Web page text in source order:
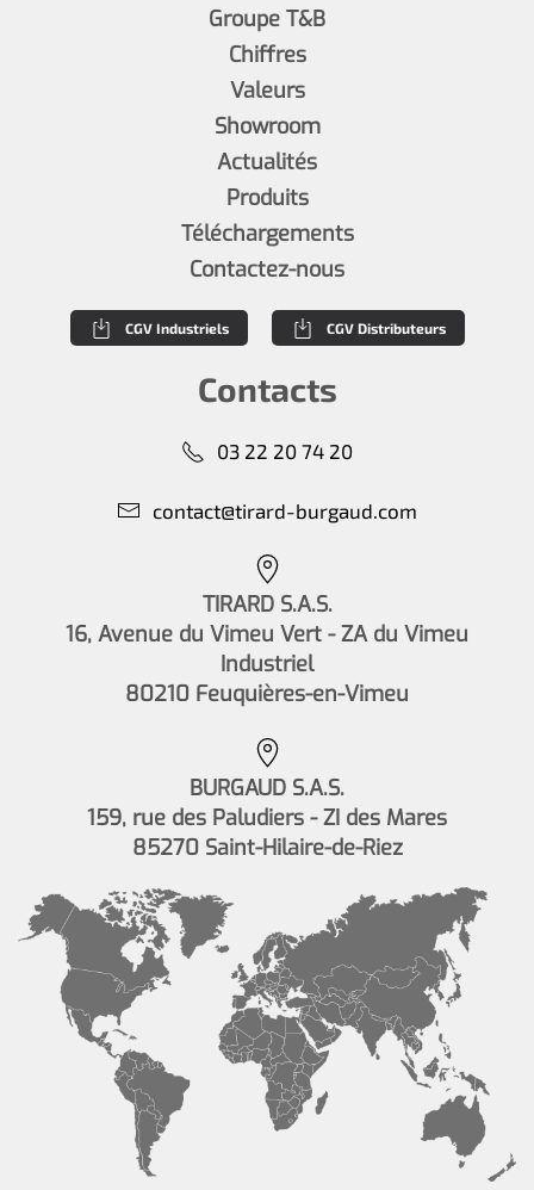
Groupe T&B
Chiffres
Valeurs
Showroom
Actualités
Produits
Téléchargements
Contactez-nous
CGV Industriels CGV Distributeurs
Contacts
03 22 20 74 20
contact@tirard-burgaud.com
TIRARD S.A.S.
16, Avenue du Vimeu Vert - ZA du Vimeu
Industriel
80210 Feuquières-en-Vimeu
BURGAUD S.A.S.
159, rue des Paludiers - ZI des Mares
85270 Saint-Hilaire-de-Riez